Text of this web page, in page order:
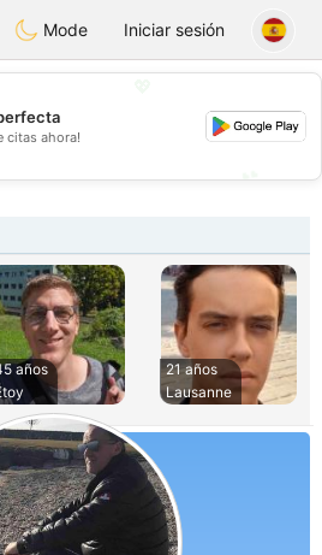
Suissi
Mode Iniciar sesión
citas ahora!
años
21 años
Lausanne